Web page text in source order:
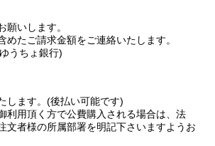
願いします。
めたご請求金額をご連絡いたします。
うちょ銀行)
します。(後払い可能です)
利用頂く方で公費購入される場合は、法
文者様の所属部署を明記下さいますようお